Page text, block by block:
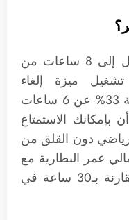
السماعات الجديدة توفر ما يصل إلى 8 ساعات من
ميزة إلغاء
الضوضاء، وهو تحسن كبير بنسبة 33% عن 6 ساعات
الاستمتاع
دون القلق من
عمر البطارية مع
العلبة انخفض إلى 24 ساعة مقارنة بـ30 ساعة في